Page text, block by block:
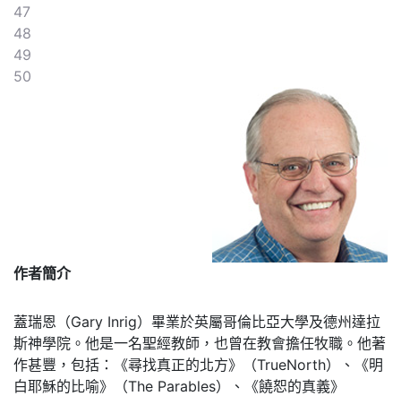
47
48
49
50
作者簡介
蓋瑞恩（Gary Inrig）畢業於英屬哥倫比亞大學及德州達拉
斯神學院。他是一名聖經教師，也曾在教會擔任牧職。他著
作甚豐，包括：《尋找真正的北方》（TrueNorth）、《明
白耶穌的比喻》（The Parables）、《饒恕的真義》